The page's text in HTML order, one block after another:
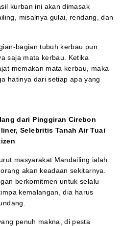
kurban ini akan dimasak
misalnya gulai, rendang, dan
bagian tubuh kerbau pun
saja mata kerbau. Ketika
memakan mata kerbau, maka
hatinya dari setiap apa yang
dari Pinggiran Cirebon
Selebritis Tanah Air Tuai
masyarakat Mandailing ialah
akan keadaan sekitarnya.
berkomitmen untuk selalu
kemalangan, dia harus
penuh makna, di pesta